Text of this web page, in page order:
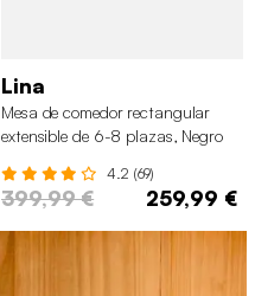
Lina
Mesa de comedor rectangular
extensible de 6-8 plazas, Negro
4.2 (69)
399,99 € 259,99 €